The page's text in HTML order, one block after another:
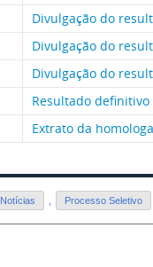
Divulgação do
Divulgação do
Divulgação do
Resultado
Extrato da
Notícias Processo Seletivo